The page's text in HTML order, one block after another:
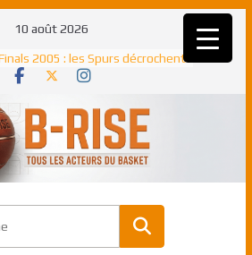
10 août 2026
2005 : les Spurs décrochent
titre NBA, la rude bataille
2021 : les Bucks et Giannis
triomphent, le Greek
élu MVP
Alexander : son premier
à plus de 40 points en NBA, le
dans l’histoire en 2002 :
européen sacré Rookie de